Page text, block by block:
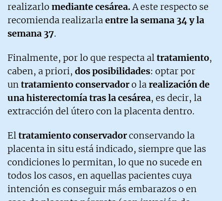
realizarlo mediante cesárea.A este respecto se
recomienda realizarlaentre la semana 34 y la
semana 37.
Finalmente, por lo que respecta altratamiento,
caben, a priori, dos posibilidades: optar por
untratamiento conservadoro larealización de
una histerectomía tras la cesárea, es decir, la
extracción del útero con la placenta dentro.
Eltratamiento conservadorconservando la
placenta in situ está indicado, siempre que las
condiciones lo permitan, lo que no sucede en
todos los casos, en aquellas pacientes cuya
intención es conseguir más embarazos o en